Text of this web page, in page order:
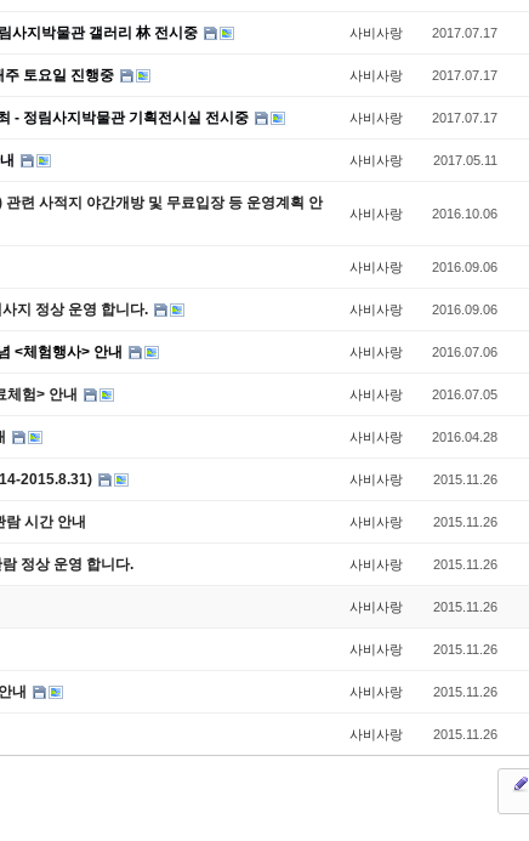
사지박물관 갤러리 林 전시중 사비사랑 2017.07.17
주 토요일 진행중 사비사랑 2017.07.17
- 정림사지박물관 기획전시실 전시중 사비사랑 2017.07.17
사비사랑 2017.05.11
련 사적지 야간개방 및 무료입장 등 운영계획 안
사비사랑 2016.10.06
사비사랑 2016.09.06
지 정상 운영 합니다. 사비사랑 2016.09.06
<체험행사> 안내 사비사랑 2016.07.06
체험> 안내 사비사랑 2016.07.05
사비사랑 2016.04.28
2015.8.31) 사비사랑 2015.11.26
시간 안내 사비사랑 2015.11.26
정상 운영 합니다. 사비사랑 2015.11.26
사비사랑 2015.11.26
사비사랑 2015.11.26
내 사비사랑 2015.11.26
사비사랑 2015.11.26